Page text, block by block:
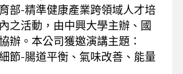
部-精準健康產業跨領域人才培
之活動，由中興大學主辦、國
辦。本公司獲邀演講主題：
節-腸道平衡、氣味改善、能量